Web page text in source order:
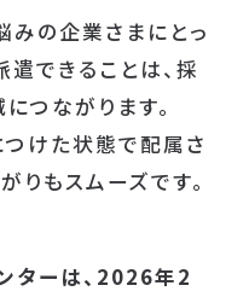
の企業さまにとっ
遣できることは、採
つながります。
けた状態で配属さ
りもスムーズです。
ターは、2026年2